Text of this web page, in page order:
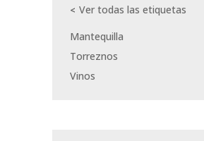
Ver todas las etiquetas
Mantequilla
Torreznos
Vinos